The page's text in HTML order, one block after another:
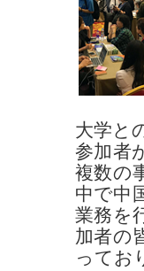
大学と
参加者
複数の
中で中
業務を
加者の
ってお